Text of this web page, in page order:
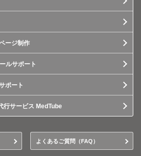
ージ制作
ルサポート
ポート
行サービス MedTube
よくあるご質問（FAQ）